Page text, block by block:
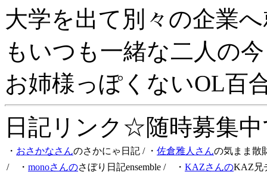
大学を出て別々の企業
もいつも一緒な二人の
お姉様っぽくないOL百
日記リンク☆随時募集
・ おさかなさんのさかにゃ日記 / ・ 佐倉雅人さんの気まま散
/ ・ monoさんのさぼり日記ensemble / ・ KAZさんのKAZ兄